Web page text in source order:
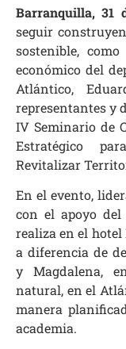
Barranquilla, 31
seguir
sostenible,
económico del
Atlántico,
representantes y
IV Seminario de
Estratégico
Revitalizar
En el evento,
con el apoyo del
realiza en el hotel
a diferencia de
y Magdalena,
natural, en el
manera
academia.